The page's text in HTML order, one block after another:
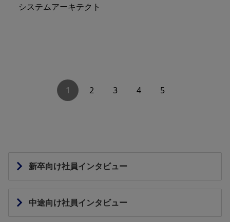
システムアーキテクト
1 2 3 4 5
新卒向け社員インタビュー
中途向け社員インタビュー